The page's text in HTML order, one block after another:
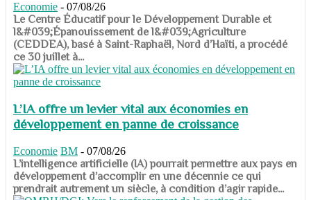
Economie - 07/08/26
​​​​​​​Le Centre Éducatif pour le Développement Durable et
l&#039;Épanouissement de l&#039;Agriculture
(CEDDEA), basé à Saint-Raphaël, Nord d’Haïti, a procédé
ce 30 juillet à...
L’IA offre un levier vital aux économies en
développement en panne de croissance
Economie BM - 07/08/26
​​​​​​​L’intelligence artificielle (IA) pourrait permettre aux pays en
développement d’accomplir en une décennie ce qui
prendrait autrement un siècle, à condition d’agir rapide...